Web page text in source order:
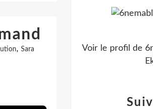
, Sara
Voir le profil de